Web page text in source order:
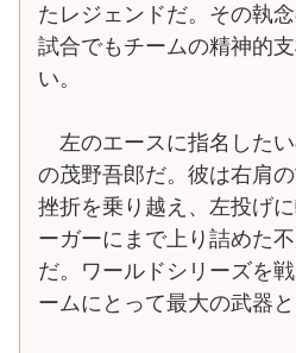
たレジェンドだ。その執
試合でもチームの精神的
い。
左のエースに指名したい
の茂野吾郎だ。彼は右肩
挫折を乗り越え、左投げ
ーガーにまで上り詰めた
だ。ワールドシリーズを
ームにとって最大の武器と